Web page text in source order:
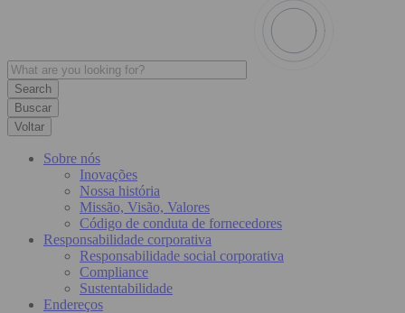
Buscar
Voltar
Sobre nós
Inovações
Nossa história
Missão, Visão, Valores
Código de conduta de fornecedores
Responsabilidade corporativa
Responsabilidade social corporativa
Compliance
Sustentabilidade
Endereços